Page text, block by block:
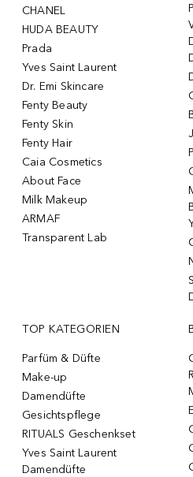
CHANEL
HUDA BEAUTY
Prada
Yves Saint Laurent
Dr. Emi Skincare
Fenty Beauty
Fenty Skin
Fenty Hair
Caia Cosmetics
About Face
Milk Makeup
ARMAF
Transparent Lab
TOP KATEGORIEN
Parfüm & Düfte
Make-up
Damendüfte
Gesichtspflege
RITUALS Geschenkset
Yves Saint Laurent
Damendüfte